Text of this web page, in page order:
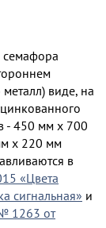
семафора
виде, на
- 450 мм х 700
х 220 мм
в
«Цвета
сигнальная» и
1263 от